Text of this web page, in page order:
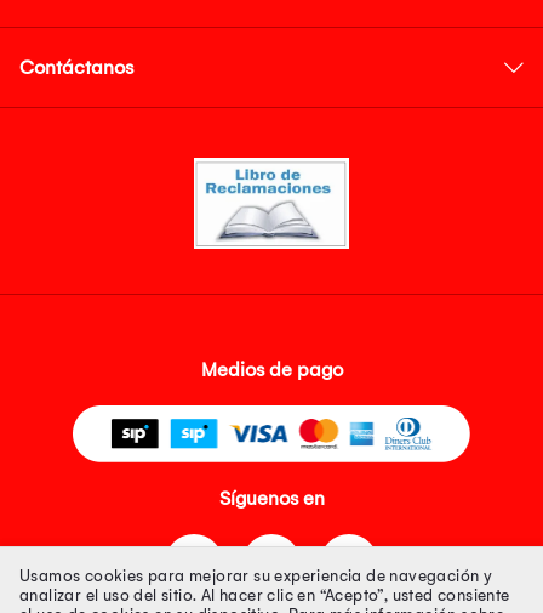
Contáctanos
Medios de pago
Síguenos en
Usamos cookies para mejorar su experiencia de navegación y
analizar el uso del sitio. Al hacer clic en “Acepto”, usted consiente